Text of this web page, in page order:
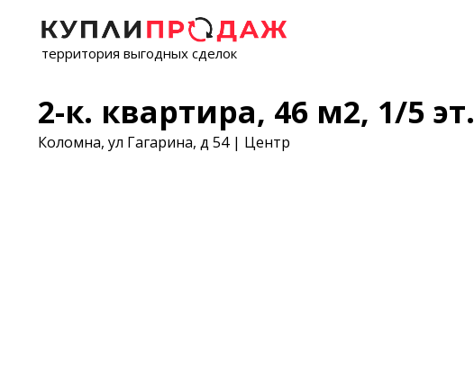
территория выгодных сделок
2-к. квартира, 46 м2, 1/5 эт.
Коломна, ул Гагарина, д 54 | Центр